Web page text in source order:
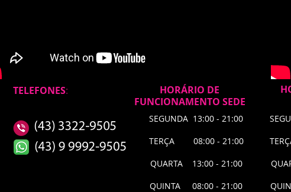
TELEFONES:
HORÁRIO DE
FUNCIONAMENTO SEDE
SEGUNDA 13:00 - 21:00
TERÇA 08:00 - 21:00
QUARTA 13:00 - 21:00
QUINTA 08:00 - 21:00